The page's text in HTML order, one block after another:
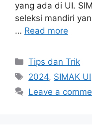
yang ada di UI.
seleksi mandiri
… Read more
Tips dan Trik
2024, SIMAK UI
Leave a